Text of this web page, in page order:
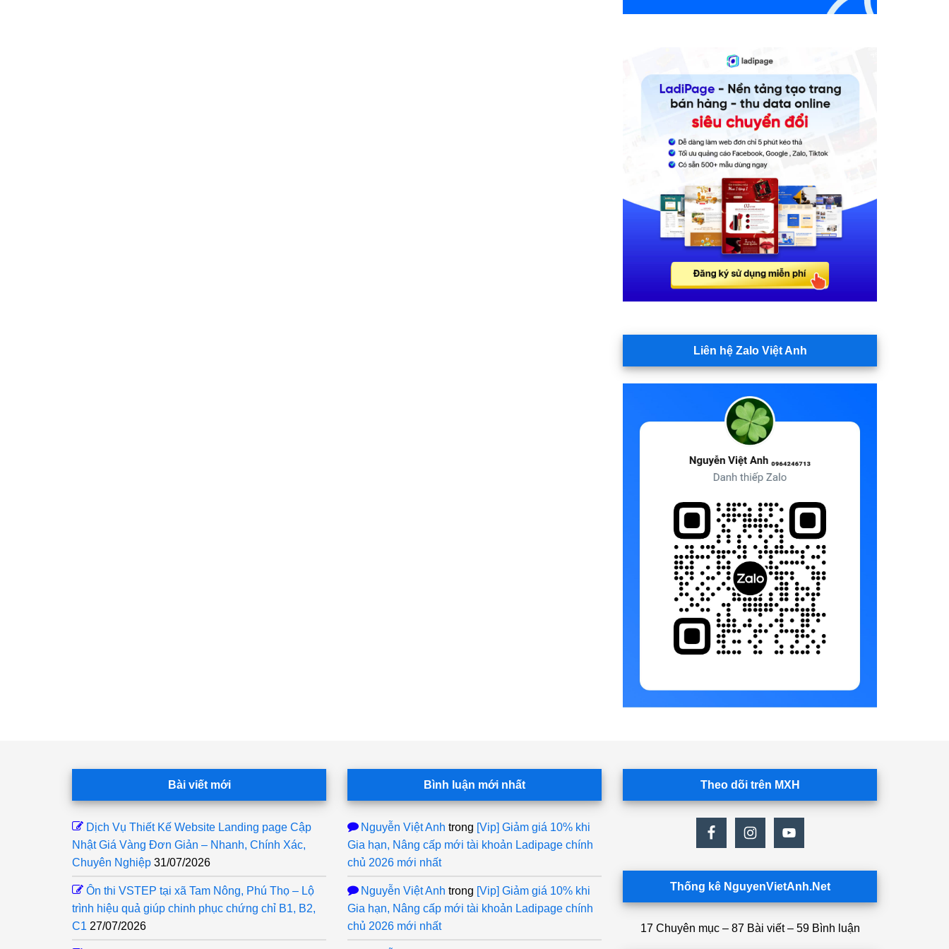
Liên hệ Zalo Việt Anh
Bài viết mới
Dịch Vụ Thiết Kế Website Landing page Cập
Nhật Giá Vàng Đơn Giản – Nhanh, Chính Xác,
Chuyên Nghiệp 31/07/2026
Ôn thi VSTEP tại xã Tam Nông, Phú Thọ – Lộ
trình hiệu quả giúp chinh phục chứng chỉ B1, B2,
C1 27/07/2026
Bình luận mới nhất
Nguyễn Việt Anh trong [Vip] Giảm giá 10% khi
Gia hạn, Nâng cấp mới tài khoản Ladipage chính
chủ 2026 mới nhất
Nguyễn Việt Anh trong [Vip] Giảm giá 10% khi
Gia hạn, Nâng cấp mới tài khoản Ladipage chính
chủ 2026 mới nhất
Theo dõi trên MXH
Thống kê NguyenVietAnh.Net
17 Chuyên mục – 87 Bài viết – 59 Bình luận